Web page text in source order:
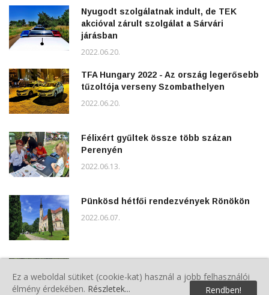
Nyugodt szolgálatnak indult, de TEK
akcióval zárult szolgálat a Sárvári
járásban
2022.06.20.
TFA Hungary 2022 - Az ország legerősebb
tűzoltója verseny Szombathelyen
2022.06.20.
Félixért gyűltek össze több százan
Perenyén
2022.06.13.
Pünkösd hétfői rendezvények Rönökön
2022.06.07.
2022.06.04.
Ez a weboldal sütiket (cookie-kat) használ a jobb felhasználói
élmény érdekében. Részletek... Rendben!